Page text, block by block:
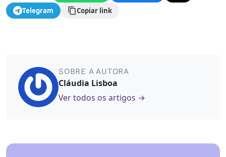
Telegram
Copiar link
SOBRE A AUTORA
Cláudia Lisboa
Ver todos os artigos →